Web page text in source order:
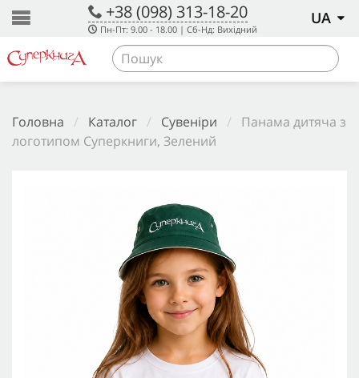
+38 (098) 313-18-20
Пн-Пт: 9.00 - 18.00 | Сб-Нд: Вихідний
UA
Головна / Каталог / Сувеніри / Панама дитяча з
логотипом Суперкниги, Зелений